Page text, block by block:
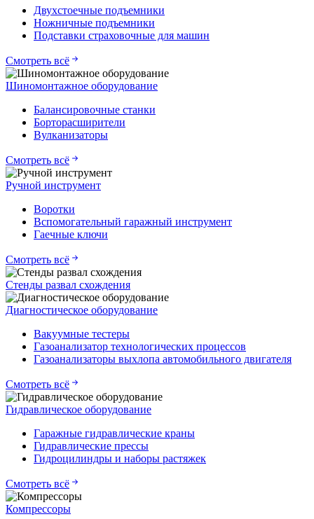
Двухстоечные подъемники
Ножничные подъемники
Подставки страховочные для машин
Смотреть всё
Шиномонтажное оборудование
Балансировочные станки
Борторасширители
Вулканизаторы
Смотреть всё
Ручной инструмент
Воротки
Вспомогательный гаражный инструмент
Гаечные ключи
Смотреть всё
Стенды развал схождения
Диагностическое оборудование
Вакуумные тестеры
Газоанализатор технологических процессов
Газоанализаторы выхлопа автомобильного двигателя
Смотреть всё
Гидравлическое оборудование
Гаражные гидравлические краны
Гидравлические прессы
Гидроцилиндры и наборы растяжек
Смотреть всё
Компрессоры